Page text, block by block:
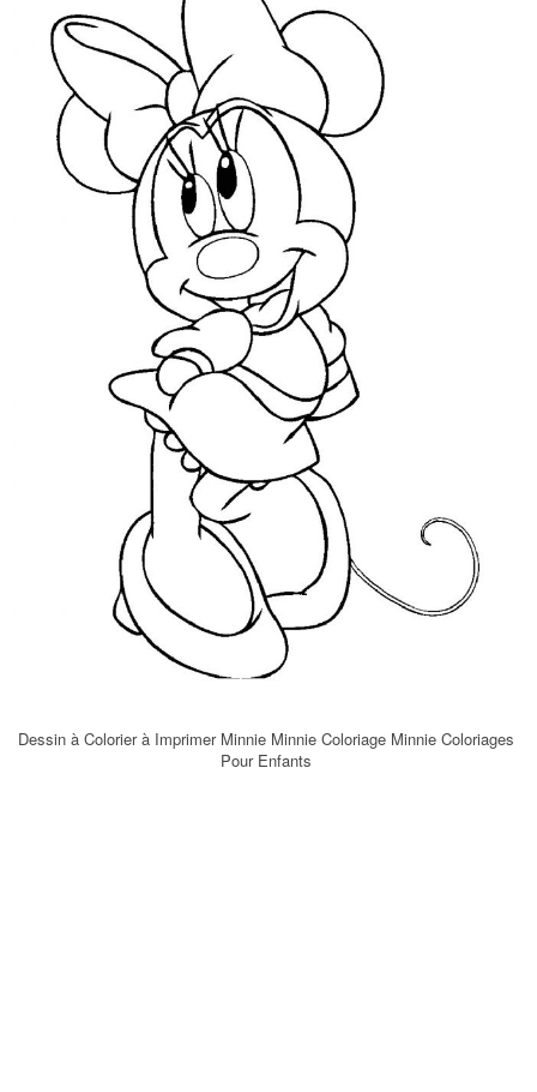
Dessin à Colorier à Imprimer Minnie Minnie Coloriage Minnie Coloriages
Pour Enfants